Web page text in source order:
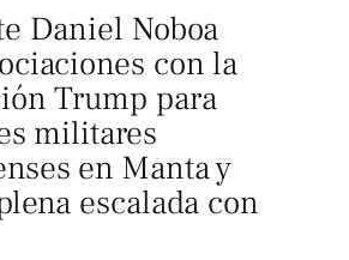
Daniel Noboa
con la
Trump para
militares
en Manta y
escalada con